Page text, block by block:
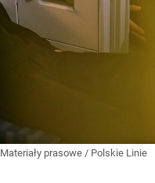
Materiały prasowe / Polskie Linie